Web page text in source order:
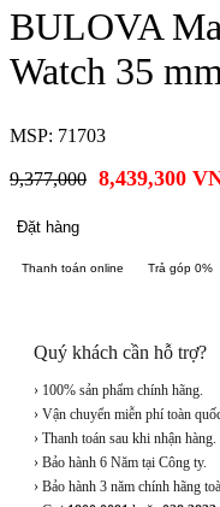
BULOVA
Watch 35
MSP: 71703
9,377,000 8,439,300
Đặt hàng
Thanh toán online Trả góp 0%
Quý khách cần hỗ trợ?
› 100% sản phẩm chính hãng.
› Vận chuyển miễn phí toàn
› Thanh toán sau khi nhận hàng.
› Bảo hành 6 Năm tại Công ty.
› Bảo hành 3 năm chính hãng